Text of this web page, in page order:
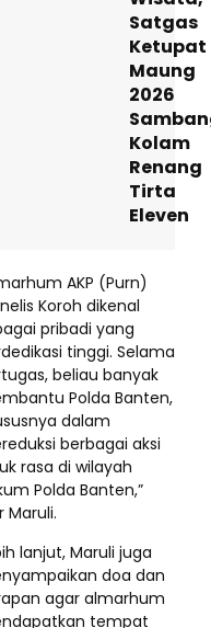
Satgas
Ketupat
Maung
2026
Kolam
Renang
Tirta
Eleven
AKP (Purn)
Koroh dikenal
pribadi yang
tinggi. Selama
beliau banyak
Polda Banten,
dalam
berbagai aksi
rasa di wilayah
Polda Banten,”
Maruli.
lanjut, Maruli juga
doa dan
agar almarhum
tempat